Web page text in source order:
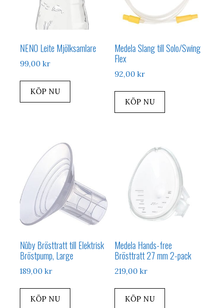
NENO Leite Mjölksamlare
99,00 kr
KÖP NU
Medela Slang till Solo/Swing
Flex
92,00kr
KÖP NU
Nûby Brösttratt till Elektrisk
Bröstpump, Large
189,00 kr
KÖP NU
Medela Hands-free
Brösttratt 27 mm 2-pack
219,00kr
KÖP NU